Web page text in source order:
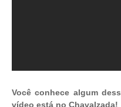
Você conhece algum
vídeo está no Chavalzada!